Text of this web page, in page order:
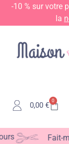
-10 % sur votre
la
0,00 €
0
Fait-main